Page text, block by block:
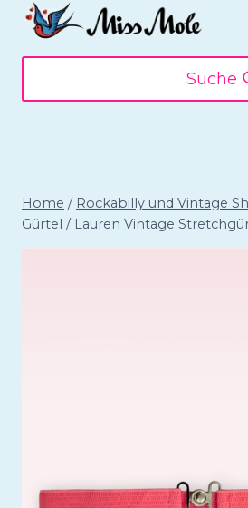
Zum
Inhalt
springen
Suche
Home / Rockabilly und Vintage
Gürtel / Lauren Vintage